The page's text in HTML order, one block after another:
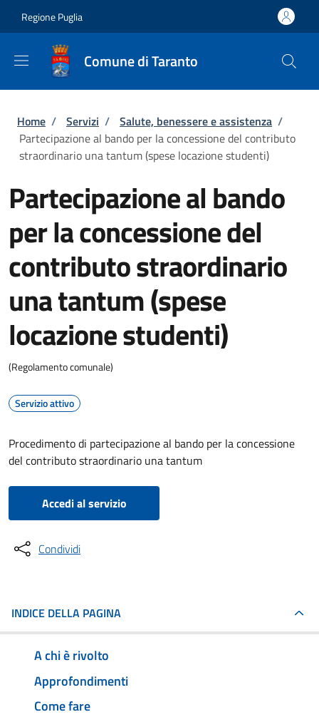
Regione Puglia
Comune di Taranto
Briciole di pane
Home / Servizi / Salute, benessere e assistenza /
Partecipazione al bando per la concessione del contributo
straordinario una tantum (spese locazione studenti)
Partecipazione al bando
per la concessione del
contributo straordinario
una tantum (spese
locazione studenti)
(Regolamento comunale)
Servizio attivo
Procedimento di partecipazione al bando per la concessione
del contributo straordinario una tantum
Accedi al servizio
Condividi
INDICE DELLA PAGINA
A chi è rivolto
Approfondimenti
Come fare